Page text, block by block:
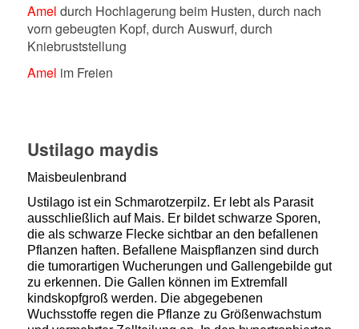
Amel durch Hochlagerung beim Husten, durch nach
vorn gebeugten Kopf, durch Auswurf, durch
Kniebruststellung
Amel im Freien
Ustilago maydis
Maisbeulenbrand
Ustilago ist ein Schmarotzerpilz. Er lebt als Parasit
ausschließlich auf Mais. Er bildet schwarze Sporen,
die als schwarze Flecke sichtbar an den befallenen
Pflanzen haften. Befallene Maispflanzen sind durch
die tumorartigen Wucherungen und Gallengebilde gut
zu erkennen. Die Gallen können im Extremfall
kindskopfgroß werden. Die abgegebenen
Wuchsstoffe regen die Pflanze zu Größenwachstum